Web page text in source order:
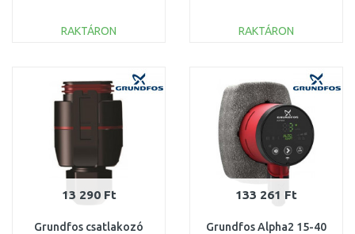
RAKTÁRON
Összehasonlítás
RAKTÁRON
13 290 Ft
Grundfos csatlakozó
133 261 Ft
Grundfos Alpha2 15-40